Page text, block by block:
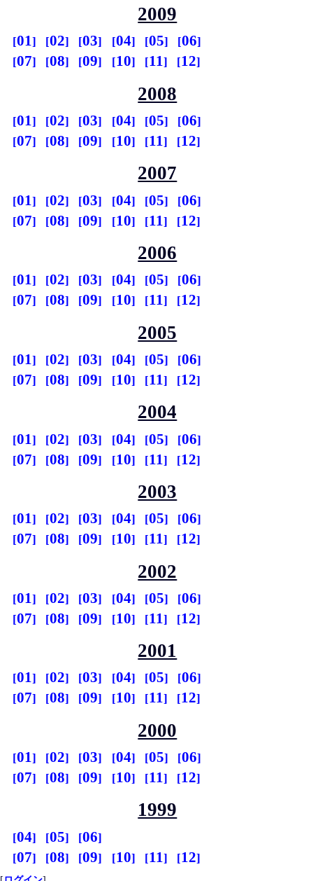
2009
01 02 03 04 05
06
07
08 09 10 11 12
2008
01 02 03 04 05
06
07
08 09 10 11 12
2007
01 02 03 04 05
06
07
08 09 10 11 12
2006
01 02 03 04 05
06
07
08 09 10 11 12
2005
01 02 03 04 05
06
07
08 09 10 11 12
2004
01 02 03 04 05
06
07
08 09 10 11 12
2003
01 02 03 04 05
06
07
08 09 10 11 12
2002
01 02 03 04 05
06
07
08 09 10 11 12
2001
01 02 03 04 05
06
07
08 09 10 11 12
2000
01 02 03 04 05
06
07
08 09 10 11 12
1999
04 05
06
07
08 09 10 11 12